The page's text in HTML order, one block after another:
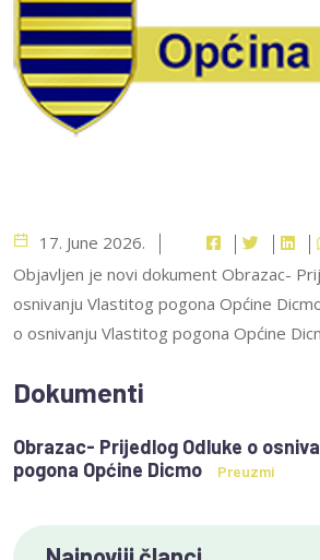
17. June 2026.
Objavljen je novi dokument Obrazac-
osnivanju Vlastitog pogona Općine
o osnivanju Vlastitog pogona Općine
Dokumenti
Obrazac- Prijedlog Odluke o
pogona Općine Dicmo
Preuzmi